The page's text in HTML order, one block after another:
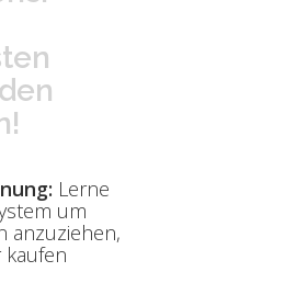
Lerne
um
anzuziehen,
kaufen